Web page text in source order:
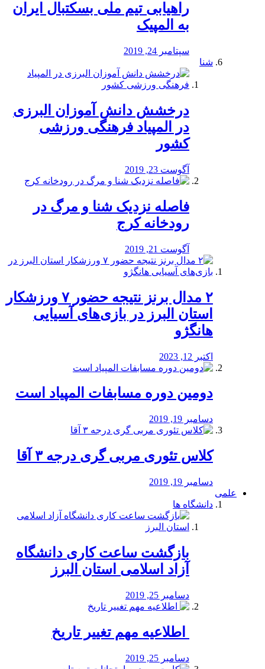
راهیابی تیم ملی بسکتبال ایران
به المپیک
سپتامبر 24, 2019
شنا
درخشش دانش آموزان البرزی
در المپیاد فرهنگی ورزشی
کشور
آگوست 23, 2019
️فاصله نزدیک شنا و مرگ در
رودخانه کرج
آگوست 21, 2019
۲ مدال برنز نتیجه حضور ۷ ورزشکار
استان البرز در بازی‌های آسیایی
هانگژو
اکتبر 12, 2023
دومین دوره مسابفات المپیاد است
دسامبر 19, 2019
کلاس تئوری مربی گری درجه ۳ آقا
دسامبر 19, 2019
علمی
دانشگاه ها
بازگشت ساعت کاری دانشگاه
آزاد اسلامی استان البرز
دسامبر 25, 2019
️ اطلاعیه مهم تغییر تاریخ
دسامبر 25, 2019